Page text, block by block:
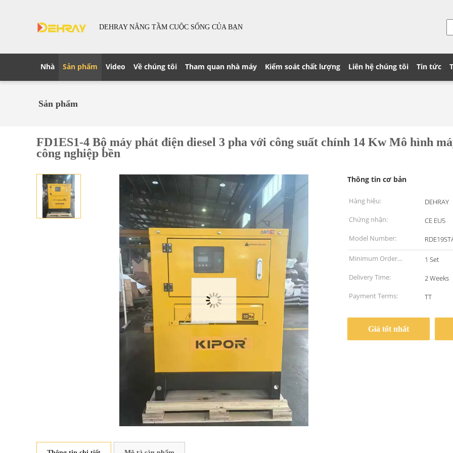
DEHRAY NÂNG TẦM CUỘC SỐNG CỦA BẠN
Nhà Sản phẩm Video Về chúng tôi Tham quan nhà máy Kiểm soát chất lượng Liên hệ chúng tôi Tin tức
Sản phẩm
FD1ES1-4 Bộ máy phát điện diesel 3 pha với công suất chính 14 Kw Mô hình
công nghiệp bền
Thông tin cơ bản
Hàng hiệu:
DEHRAY
Chứng nhận:
CE EU5
Model Number:
Minimum Order
Quantity:
1 Set
Delivery Time:
2 Weeks
Payment Terms:
TT
Giá tốt nhất